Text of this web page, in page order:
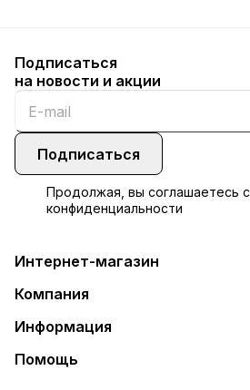
Подписаться
на новости и акции
Подписаться
Продолжая, вы соглашаетесь с
конфиденциальности
Интернет-магазин
Компания
Информация
Помощь